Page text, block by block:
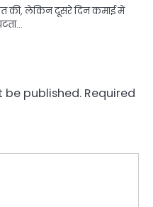
की, लेकिन दूसरे दिन कमाई में
be published. Required